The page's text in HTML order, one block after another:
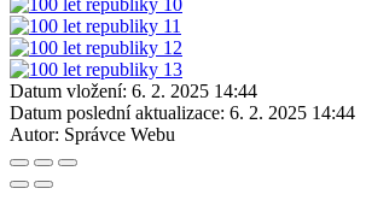
Datum vložení: 6. 2. 2025 14:44
Datum poslední aktualizace: 6. 2. 2025 14:44
Autor: Správce Webu